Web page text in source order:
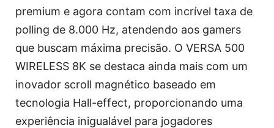
premium e agora contam com incrível taxa de
polling de 8.000 Hz, atendendo aos gamers
que buscam máxima precisão. O VERSA 500
WIRELESS 8K se destaca ainda mais com um
inovador scroll magnético baseado em
tecnologia Hall-effect, proporcionando uma
experiência inigualável para jogadores